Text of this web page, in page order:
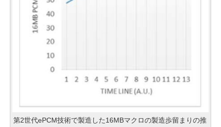
第2世代ePCM技術で製造した16MBマクロの製造歩留まりの推